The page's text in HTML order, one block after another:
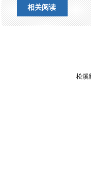
相关阅读
松溪